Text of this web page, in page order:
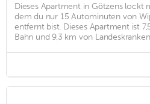
Dieses Apartment in Götzens lockt
dem du nur 15 Autominuten von
entfernt bist. Dieses Apartment ist
Bahn und 9,3 km von